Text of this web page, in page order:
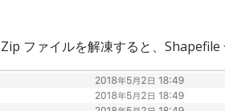
ファイルを解凍すると、